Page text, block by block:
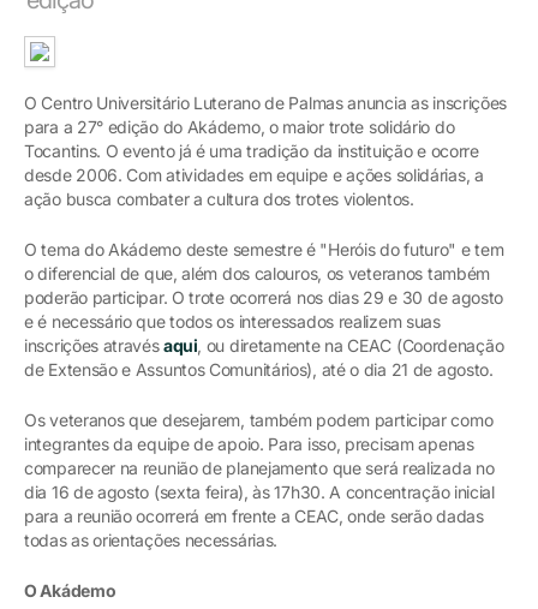
O Centro Universitário Luterano de Palmas anuncia as inscrições
para a 27° edição do Akádemo, o maior trote solidário do
Tocantins. O evento já é uma tradição da instituição e ocorre
desde 2006. Com atividades em equipe e ações solidárias, a
ação busca combater a cultura dos trotes violentos.
O tema do Akádemo deste semestre é "Heróis do futuro" e tem
o diferencial de que, além dos calouros, os veteranos também
poderão participar. O trote ocorrerá nos dias 29 e 30 de agosto
e é necessário que todos os interessados realizem suas
inscrições atravésaqui, ou diretamente na CEAC (Coordenação
de Extensão e Assuntos Comunitários), até o dia 21 de agosto.
Os veteranos que desejarem, também podem participar como
integrantes da equipe de apoio. Para isso, precisam apenas
comparecer na reunião de planejamento que será realizada no
dia 16 de agosto (sexta feira), às 17h30. A concentração inicial
para a reunião ocorrerá em frente a CEAC, onde serão dadas
todas as orientações necessárias.
O Akádemo